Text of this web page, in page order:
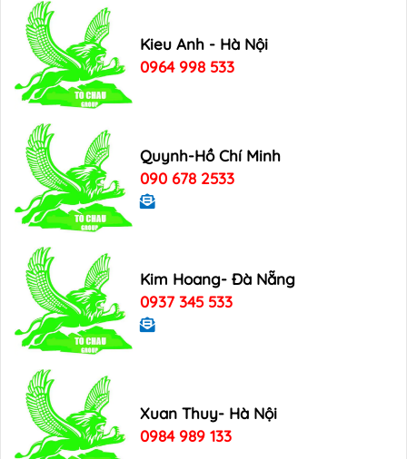
Kieu Anh - Hà Nội
0964 998 533
Quynh-Hồ Chí Minh
090 678 2533
Kim Hoang- Đà Nẵng
0937 345 533
Xuan Thuy- Hà Nội
0984 989 133